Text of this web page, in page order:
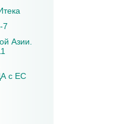
7
Азии.
с ЕС